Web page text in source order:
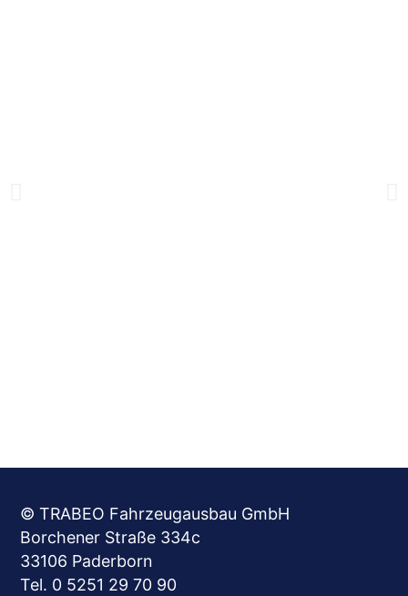
© TRABEO Fahrzeugausbau GmbH
Borchener Straße 334c
33106 Paderborn
Tel. 0 5251 29 70 90